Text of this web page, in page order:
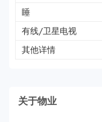
睡
有线/卫星电视
其他详情
关于物业